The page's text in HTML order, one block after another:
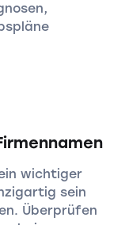
wichtiger
sein
Überprüfen